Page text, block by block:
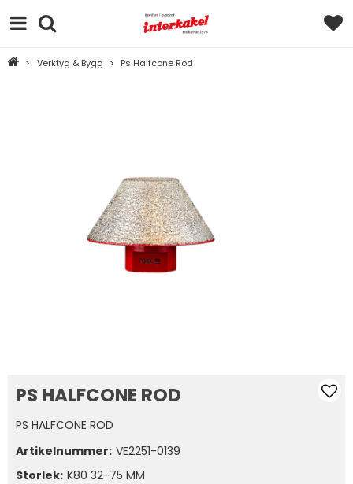
> Verktyg & Bygg > Ps Halfcone Rod
PS HALFCONE ROD
PS HALFCONE ROD
Artikelnummer: VE2251-0139
Storlek K80 32-75 MM